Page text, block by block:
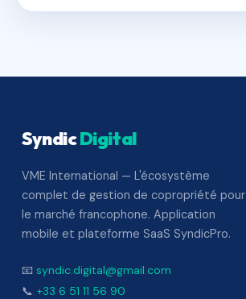
SyndicDigital
VME International — L'écosystème
complet de gestion de copropriété pour
le marché francophone. Application
mobile et plateforme SaaS SyndicPro.
📧 syndic.digital@gmail.com
📞 +33 6 51 11 56 90